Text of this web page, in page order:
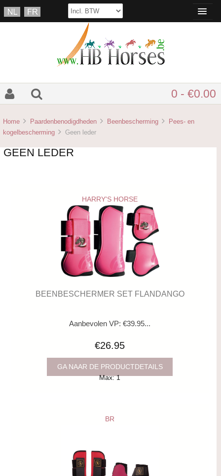
0 - €0.00
Home Paardenbenodigdheden Beenbescherming
Pees- en
kogelbescherming
Geen leder
GEEN LEDER
HARRY'S HORSE
BEENBESCHERMER SET FLANDANGO
Aanbevolen VP: €39.95...
€26.95
GA NAAR DE PRODUCTDETAILS
Max: 1
BR